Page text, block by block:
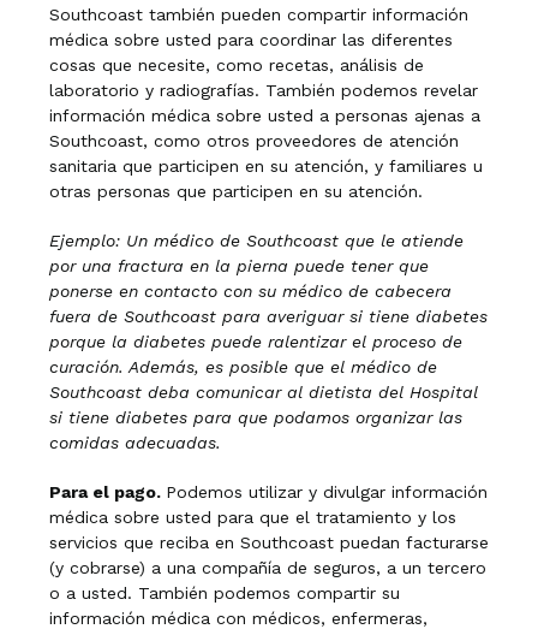
Southcoast también pueden compartir información
médica sobre usted para coordinar las diferentes
cosas que necesite, como recetas, análisis de
laboratorio y radiografías. También podemos revelar
información médica sobre usted a personas ajenas a
Southcoast, como otros proveedores de atención
sanitaria que participen en su atención, y familiares u
otras personas que participen en su atención.
Ejemplo: Un médico de Southcoast que le atiende
por una fractura en la pierna puede tener que
ponerse en contacto con su médico de cabecera
fuera de Southcoast para averiguarsi tiene diabetes
porque la diabetes puede ralentizar el proceso de
curación. Además, es posible que el médico de
Southcoast deba comunicar al dietista del Hospital
si tiene diabetes para que podamos organizar las
comidas adecuadas.
Para el pago. Podemos utilizar y divulgar información
médica sobre usted para que el tratamiento y los
servicios que reciba en Southcoast puedan facturarse
(y cobrarse) a una compañía de seguros, a un tercero
o a usted. También podemos compartir su
información médica con médicos, enfermeras,